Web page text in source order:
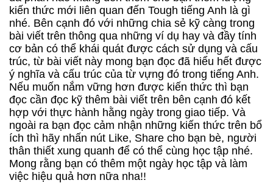
kiến thức mới liên quan đến Tough tiếng Anh là gì
nhé. Bên cạnh đó với những chia sẻ kỹ càng trong
bài viết trên thông qua những ví dụ hay và đầy tính
cơ bản có thể khái quát được cách sử dụng và cấu
trúc, từ bài viết này mong bạn đọc đã hiểu hết được
ý nghĩa và cấu trúc của từ vựng đó trong tiếng Anh.
Nếu muốn nắm vững hơn được kiến thức thì bạn
đọc cần đọc kỹ thêm bài viết trên bên cạnh đó kết
hợp với thực hành hằng ngày trong giao tiếp. Và
ngoài ra bạn đọc cảm nhận những kiến thức trên bổ
ích thì hãy nhấn nút Like, Share cho bạn bè, người
thân thiết xung quanh để có thể cùng học tập nhé.
Mong rằng bạn có thêm một ngày học tập và làm
việc hiệu quả hơn nữa nha!!